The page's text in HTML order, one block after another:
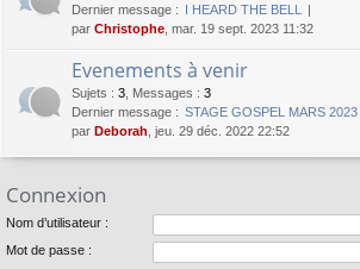
Dernier message : I HEARD THE BELL
par Christophe , mar. 19 sept. 2023 11:32
Evenements à venir
Sujets : 3 Messages : 3
Dernier message : STAGE GOSPEL MARS 2023
par Deborah , jeu. 29 déc. 2022 22:52
Connexion
Nom d’utilisateur :
Mot de passe :